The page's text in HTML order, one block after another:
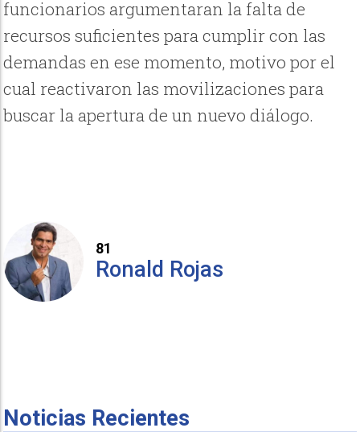
funcionarios argumentaran la falta de
recursos suficientes para cumplir con las
demandas en ese momento, motivo por el
cual reactivaron las movilizaciones para
buscar la apertura de un nuevo diálogo.
81
Ronald Rojas
Noticias Recientes